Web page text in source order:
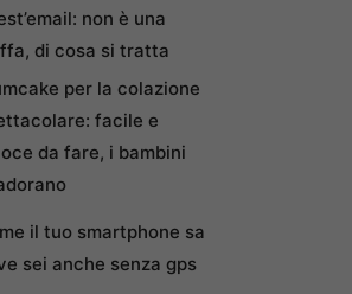
non è una
di cosa si tratta
per la colazione
facile e
da fare, i bambini
il tuo smartphone sa
sei anche senza gps